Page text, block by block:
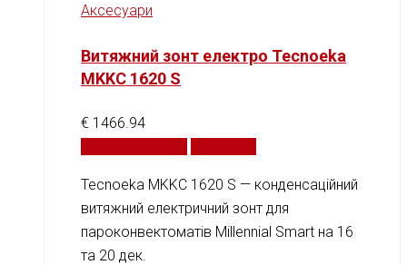
Аксесуари
Витяжний зонт електро Tecnoeka
MKKC 1620 S
€ 1466.94
Tecnoeka MKKC 1620 S — конденсаційний
витяжний електричний зонт для
пароконвектоматів Millennial Smart на 16
та 20 дек.